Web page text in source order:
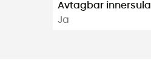
Avtagbar innersula
Ja